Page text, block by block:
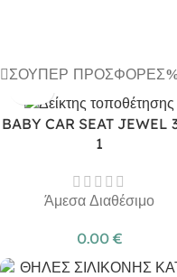
ΣΟΎΠΕΡ ΠΡΟΣΦΟΡΈΣ
BABY CAR SEAT JEWEL
1
Άμεσα Διαθέσιμο
0.00 €